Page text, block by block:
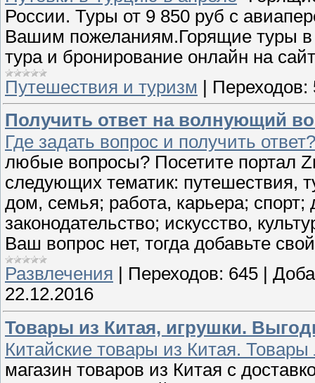
России. Туры от 9 850 руб с
Вашим пожеланиям.Горящие туры
тура и бронирование онлайн на
Путешествия и туризм
Переходов:
Получить ответ на волнующий
Где задать вопрос и получить
любые вопросы? Посетите портал
следующих тематик: путешествия,
дом, семья; работа, карьера;
законодательство; искусство,
Ваш вопрос нет, тогда добавьте
Развлечения
Переходов: 645
22.12.2016
Товары из Китая, игрушки.
Китайские товары из Китая.
магазин товаров из Китая с